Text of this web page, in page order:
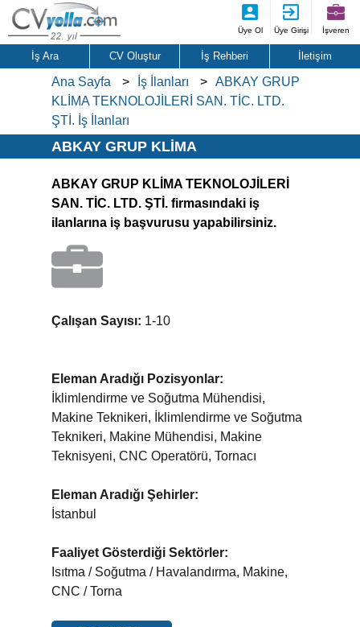
Üye Ol Üye Girişi İşveren
İş Ara CV Oluştur İş Rehberi İletişim
Ana Sayfa İş İlanları
ABKAY GRUP
KLİMA TEKNOLOJİLERİ SAN. TİC. LTD.
ŞTİ. İş İlanları
ABKAY GRUP KLİMA
İş İlanları
ABKAY GRUP KLİMA TEKNOLOJİLERİ
SAN. TİC. LTD. ŞTİ. firmasındaki iş
ilanlarına iş başvurusu yapabilirsiniz.
Çalışan Sayısı: 1-10
Eleman Aradığı Pozisyonlar:
İklimlendirme ve Soğutma Mühendisi,
Makine Teknikeri, İklimlendirme ve Soğutma
Teknikeri, Makine Mühendisi, Makine
Teknisyeni, CNC Operatörü, Tornacı
Eleman Aradığı Şehirler:
İstanbul
Faaliyet Gösterdiği Sektörler:
Isıtma / Soğutma / Havalandırma, Makine,
CNC / Torna